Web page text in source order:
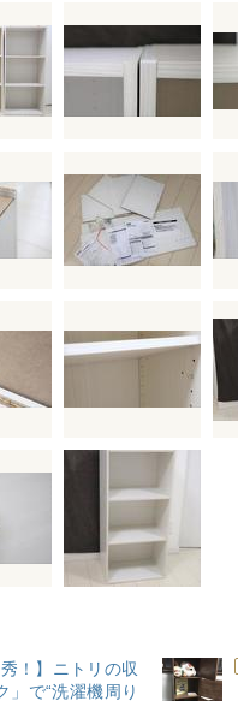
！】ニトリの収
」で“洗濯機周り